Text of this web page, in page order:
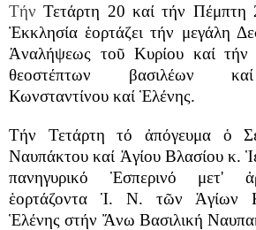
ΤήνΤετάρτη 20 καί τήν
Ἐκκλησία ἑορτάζει τήν μεγάλη
Ἀναλήψεως τοῦ Κυρίου καί
θεοστέπτων βασιλέων
Κωνσταντίνου καί Ἑλένης.
Τήν Τετάρτη τό ἀπόγευμα ὁ
Ναυπάκτου καί Ἁγίου Βλασίου κ.
πανηγυρικό Ἑσπερινό μετ'
ἑορτάζοντα Ἱ. Ν. τῶν Ἁγίων
Ἑλένης στήν Ἄνω Βασιλική